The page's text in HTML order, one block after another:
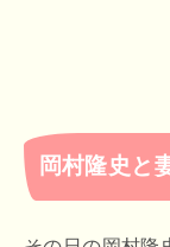
岡村隆史と